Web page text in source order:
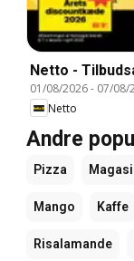
Netto -
01/08/2026- 07/08/
Netto
Andre
Pizza
Mango Kaffe
Risalamande